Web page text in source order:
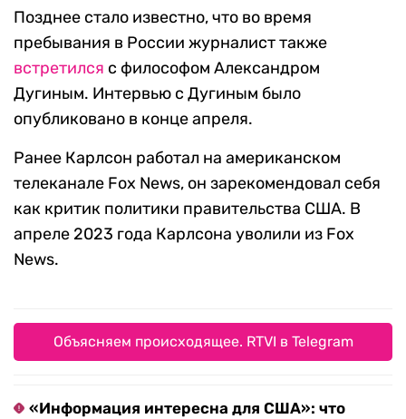
Позднее стало известно, что во время
пребывания в России журналист также
встретился с философом Александром
Дугиным. Интервью с Дугиным было
опубликовано в конце апреля.
Ранее Карлсон работал на американском
телеканале Fox News, он зарекомендовал себя
как критик политики правительства США. В
апреле 2023 года Карлсона уволили из Fox
News.
Объясняем происходящее. RTVI в Telegram
«Информация интересна для США»: что